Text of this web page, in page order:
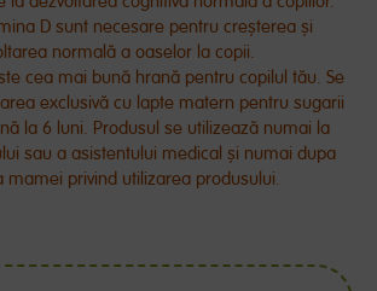
D sunt necesare pentru creșterea și
normală a oaselor la copii.
cea mai bună hrană pentru copilul tău. Se
exclusivă cu lapte matern pentru sugarii
la 6 luni. Produsul se utilizează numai la
sau a asistentului medical și numai dupa
mamei privind utilizarea produsului.